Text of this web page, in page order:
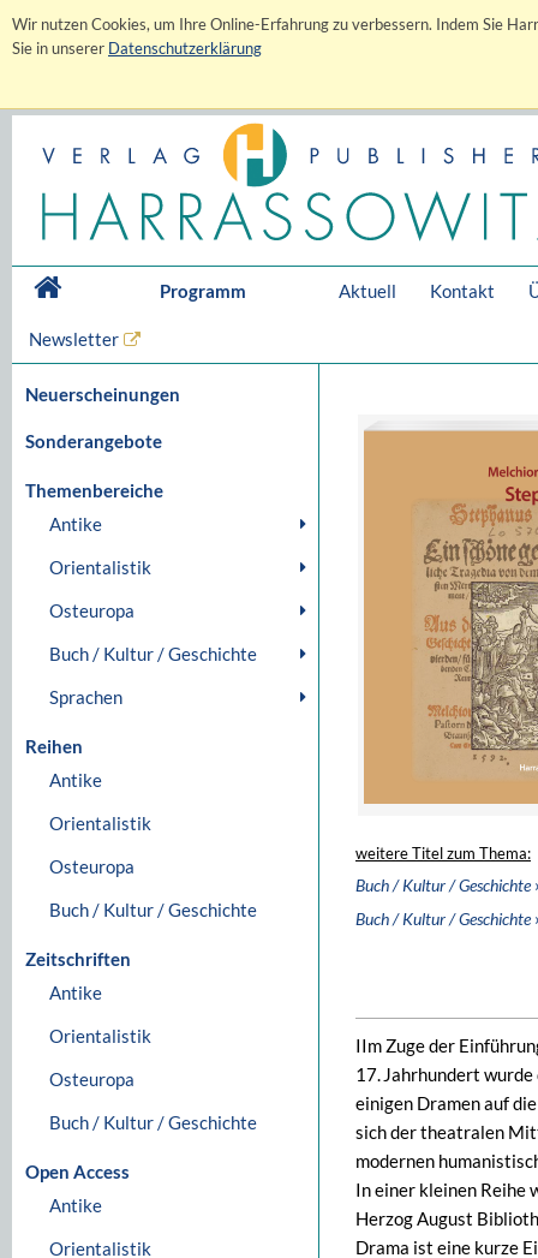
Wir nutzen Cookies, um Ihre Online-Erfahrung zu verbessern. Indem Sie
Sie in unserer Datenschutzerklärung
Programm Aktuell Kontakt
Newsletter
Neuerscheinungen
Sonderangebote
Themenbereiche
Antike
Orientalistik
Osteuropa
Buch / Kultur / Geschichte
Sprachen
Reihen
Antike
Orientalistik
Osteuropa
Buch / Kultur / Geschichte
Zeitschriften
Antike
Orientalistik
Osteuropa
Buch / Kultur / Geschichte
Open Access
Antike
Orientalistik
weitere Titel zum Thema:
Buch / Kultur / Geschichte
Buch / Kultur / Geschichte
IIm Zuge der
17. Jahrhundert wurde
einigen Dramen auf
sich der theatralen
modernen
In einer kleinen Reihe
Herzog August
Drama ist eine kurze